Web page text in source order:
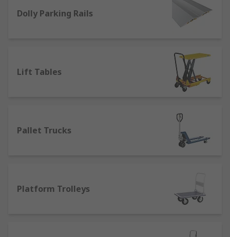
- have an ergonomic design
cylinders in a range of different diameters.
They're fitted with a galvanised chain to
hold cylinders securely in the trolley while
in motion, preventing them from tipping up
- designed for lifting and
moving pallets using forks that slot into the
Sack Trucks- are ideal for lifting and
transporting heavy loads, which reduces the
Dolly Parking Rails
Lift Tables
Pallet Trucks
Platform Trolleys